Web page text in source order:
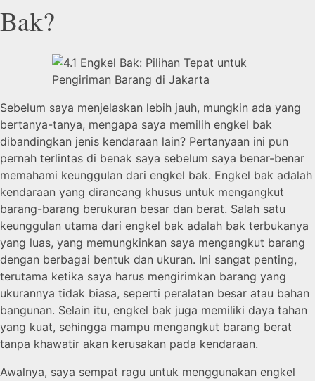
Bak?
Sebelum saya menjelaskan lebih jauh, mungkin ada yang
bertanya-tanya, mengapa saya memilih engkel bak
dibandingkan jenis kendaraan lain? Pertanyaan ini pun
pernah terlintas di benak saya sebelum saya benar-benar
memahami keunggulan dari engkel bak. Engkel bak adalah
kendaraan yang dirancang khusus untuk mengangkut
barang-barang berukuran besar dan berat. Salah satu
keunggulan utama dari engkel bak adalah bak terbukanya
yang luas, yang memungkinkan saya mengangkut barang
dengan berbagai bentuk dan ukuran. Ini sangat penting,
terutama ketika saya harus mengirimkan barang yang
ukurannya tidak biasa, seperti peralatan besar atau bahan
bangunan. Selain itu, engkel bak juga memiliki daya tahan
yang kuat, sehingga mampu mengangkut barang berat
tanpa khawatir akan kerusakan pada kendaraan.
Awalnya, saya sempat ragu untuk menggunakan engkel